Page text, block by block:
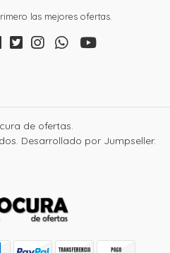
las mejores ofertas.
de ofertas.
Desarrollado por Jumpseller.